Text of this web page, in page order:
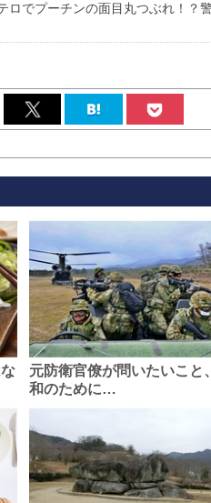
ロでプーチンの面目丸つぶれ！？
元防衛官僚が問いたいこと
和のために…